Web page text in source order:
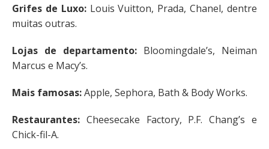
Grifes de Luxo: Louis Vuitton, Prada, Chanel, dentre
muitas outras.
Lojas de departamento: Bloomingdale’s, Neiman
Marcus e Macy’s.
Mais famosas:Apple, Sephora, Bath & Body Works.
Restaurantes: Cheesecake Factory, P.F. Chang’s e
Chick-fil-A.